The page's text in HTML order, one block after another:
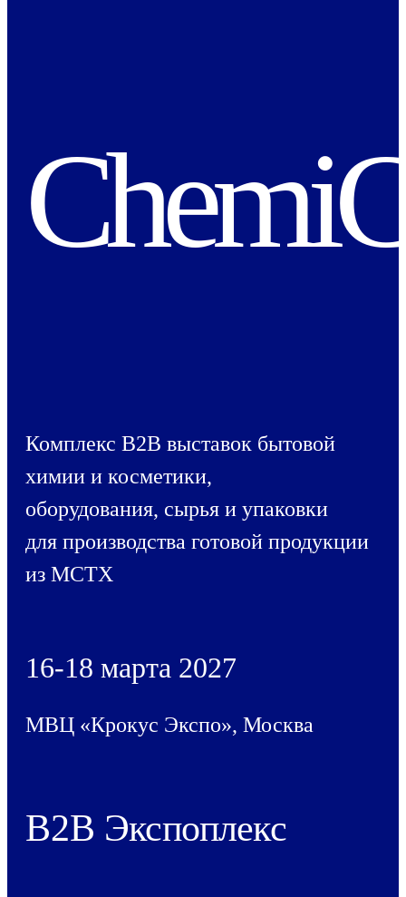
Комплекс B2B выставок бытовой
химии и косметики,
оборудования, сырья и упаковки
для производства готовой продукции
из МСТХ
16-18 марта 2027
МВЦ «Крокус Экспо», Москва
B2B Экспоплекс